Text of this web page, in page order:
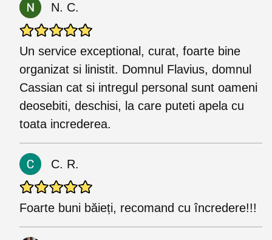
N. C.
Un service exceptional, curat, foarte bine
organizat si linistit. Domnul Flavius, domnul
Cassian cat si intregul personal sunt oameni
deosebiti, deschisi, la care puteti apela cu
toata increderea.
C. R.
Foarte buni băieți, recomand cu încredere!!!